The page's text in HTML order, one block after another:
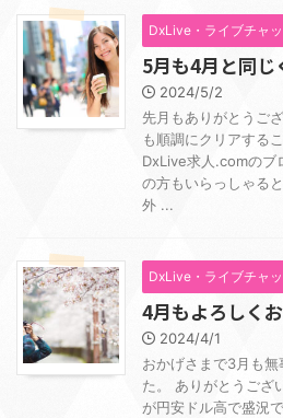
DxLive・ライブチャ
5月も4月と同じ
2024/5/2
先月もありがとうご
も順調にクリアする
DxLive求人.comのブ
の方もいらっしゃる
外 ...
DxLive・ライブチャ
4月もよろしく
2024/4/1
おかげさまで3月も
た。 ありがとうござ
が円安ドル高で盛況